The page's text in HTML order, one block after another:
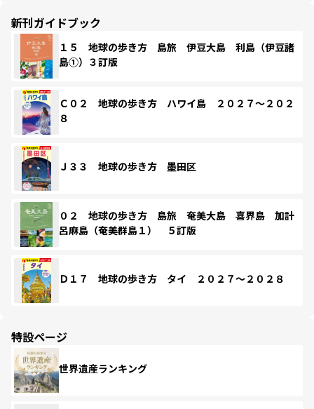
新刊ガイドブック
１５ 地球の歩き方 島旅 伊豆大島 利島（伊豆諸
島①）３訂版
Ｃ０２ 地球の歩き方 ハワイ島 ２０２７～２０２
８
Ｊ３３ 地球の歩き方 墨田区
０２ 地球の歩き方 島旅 奄美大島 喜界島 加計
呂麻島（奄美群島１） ５訂版
Ｄ１７ 地球の歩き方 タイ ２０２７～２０２８
特設ページ
世界遺産ランキング